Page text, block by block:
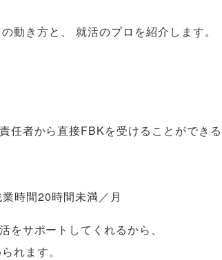
動き方と 、 就活のプロを紹介します。
任者から直接FBKを受けることができ
時間20時間未満／月
をサポートしてくれるから 、
れます。